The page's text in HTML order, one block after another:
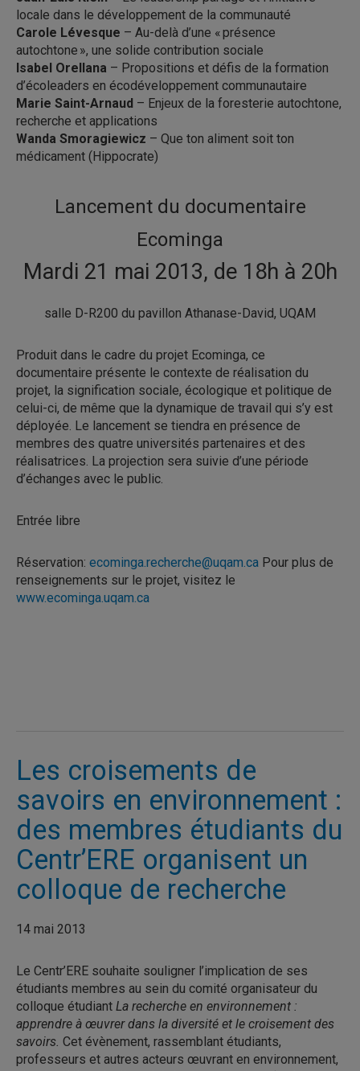
locale dans le développement de la communauté
Carole Lévesque – Au-delà d’une « présence
autochtone », une solide contribution sociale
Isabel Orellana – Propositions et défis de la formation
d’écoleaders en écodéveloppement communautaire
Marie Saint-Arnaud – Enjeux de la foresterie autochtone,
recherche et applications
Wanda Smoragiewicz – Que ton aliment soit ton
médicament (Hippocrate)
Lancement du documentaire
Ecominga
Mardi 21 mai 2013, de 18h à 20h
salle D-R200 du pavillon Athanase-David, UQAM
Produit dans le cadre du projet Ecominga, ce
documentaire présente le contexte de réalisation du
projet, la signification sociale, écologique et politique de
celui-ci, de même que la dynamique de travail qui s’y est
déployée. Le lancement se tiendra en présence de
membres des quatre universités partenaires et des
réalisatrices. La projection sera suivie d’une période
d’échanges avec le public.
Entrée libre
Réservation: ecominga.recherche@uqam.ca Pour plus de
renseignements sur le projet, visitez le
www.ecominga.uqam.ca
Les croisements de
savoirs en environnement :
des membres étudiants du
Centr’ERE organisent un
colloque de recherche
14 mai 2013
Le Centr’ERE souhaite souligner l’implication de ses
étudiants membres au sein du comité organisateur du
colloque étudiant La recherche en environnement :
apprendre à œuvrer dans la diversité et le croisement des
savoirs. Cet évènement, rassemblant étudiants,
professeurs et autres acteurs œuvrant en environnement,